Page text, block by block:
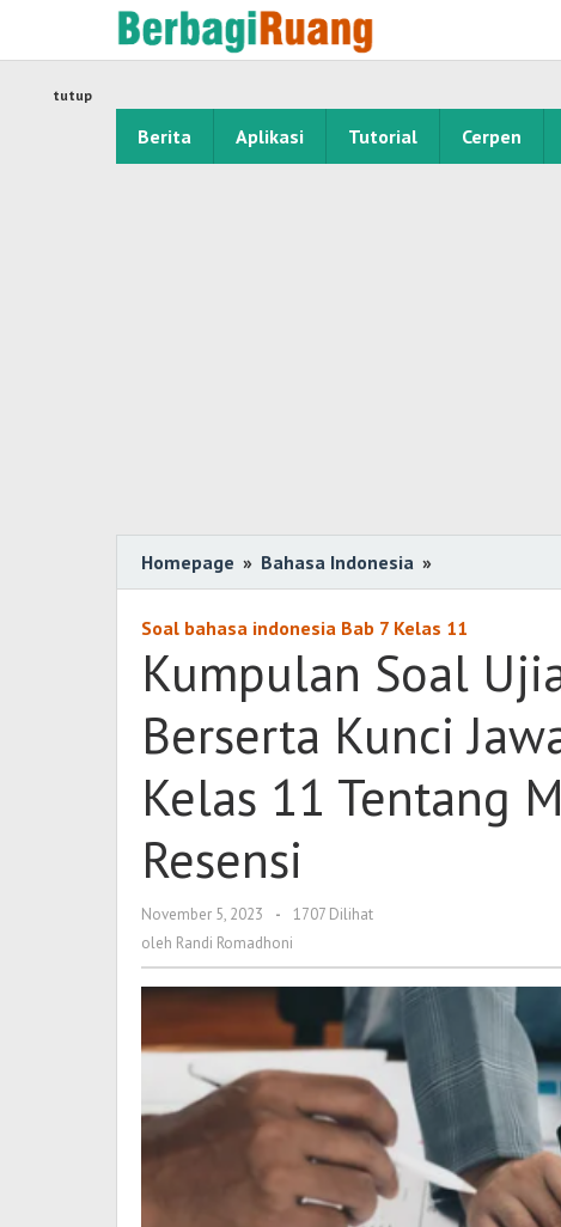
Berita Aplikasi Tutorial Cerpen
tutup
Homepage » Bahasa Indonesia »
Soal
Ujian
Ganda
Kunci
Bahasa
Indonesia
Karya
Melalui
Resensi
Soal bahasa indonesia Bab 7 Kelas 11
Kumpulan Soal
Berserta Kunci
Kelas 11 Tentang
Resensi
November 5, 2023
oleh
Randi
-
1707 Dilihat
oleh Randi Romadhoni